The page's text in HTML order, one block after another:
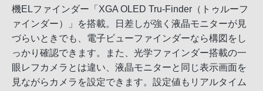
機ELファインダー「XGA OLED Tru-Finder（トゥルーフ
ァインダー）」を搭載。日差しが強く液晶モニターが見
づらいときでも、電子ビューファインダーなら構図をし
っかり確認できます。また、光学ファインダー搭載の一
眼レフカメラとは違い、液晶モニターと同じ表示画面を
見ながらカメラを設定できます。設定値もリアルタイム